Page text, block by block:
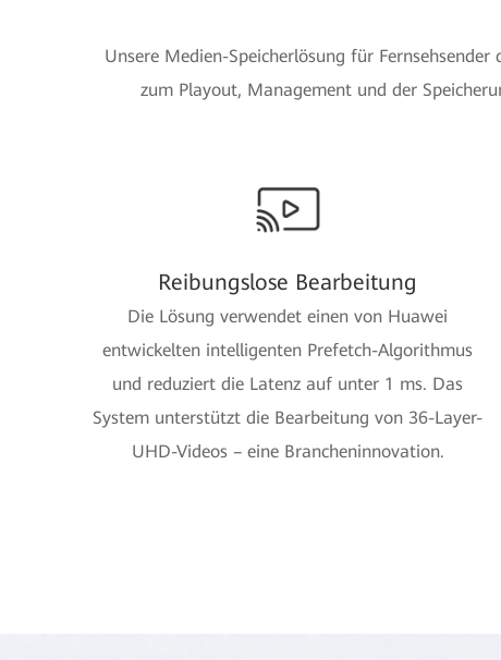
Unsere Medien-Speicherlösung für
zum Playout, Management und der
Reibungslose Bearbeitung
Die Lösung verwendet einen von Huawei
entwickelten intelligenten Prefetch-Algorithmus
und reduziert die Latenz auf unter 1 ms. Das
System unterstützt die Bearbeitung von 36-Layer-
UHD-Videos – eine Brancheninnovation.